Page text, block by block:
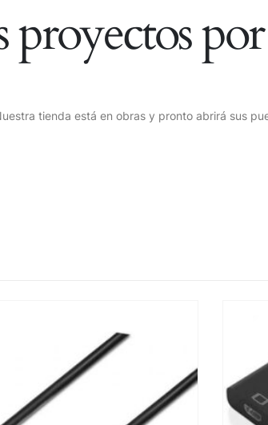
proyectos
tienda está en obras y pronto abrirá sus